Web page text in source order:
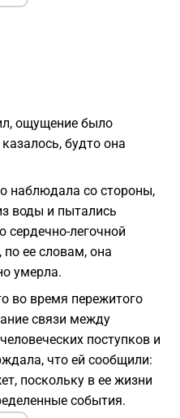
ощущение было
будто она
наблюдала со стороны,
воды и пытались
легочной
ее словам, она
умерла.
во время пережитого
связи между
поступков и
что ей сообщили:
поскольку в ее жизни
события.